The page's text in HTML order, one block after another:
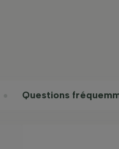
Questions